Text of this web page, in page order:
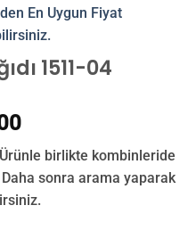
1511-04
Şu
andaki
fiyat:
₺ 2.800,00.
birlikte kombinleride
sonra arama yaparak